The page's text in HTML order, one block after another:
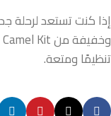
تنظيمًا ومتعة.